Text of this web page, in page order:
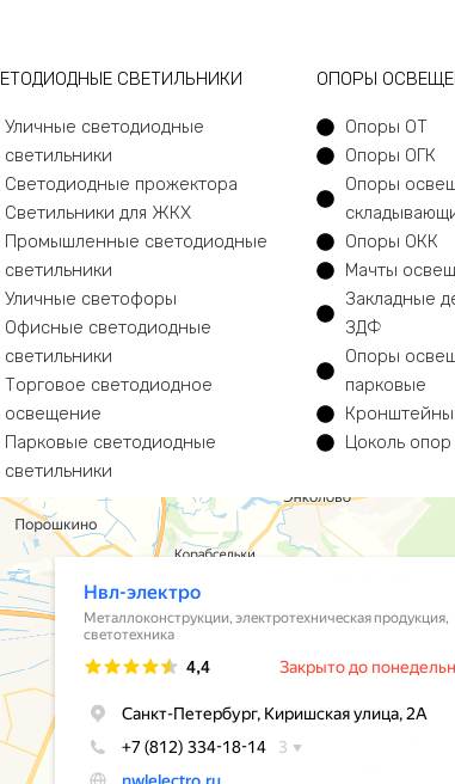
СВЕТИЛЬНИКИ
Уличные светодиодные
светильники
Светодиодные прожектора
Светильники для ЖКХ
Промышленные светодиодные
светильники
Уличные светофоры
Офисные светодиодные
светильники
Торговое светодиодное
освещение
Парковые светодиодные
светильники
ОПОРЫ
Опоры ОТ
Опоры ОГК
Опоры
Опоры ОКК
Мачты
Закладные
ЗДФ
Опоры
парковые
Кронштейны
Цоколь